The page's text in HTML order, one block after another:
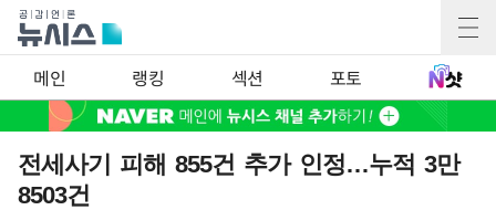
메인 랭킹 섹션 포토
전세사기 피해 855건 추가 인정…누적 3만
8503건